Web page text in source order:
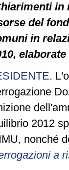
in
del
in
.
2012
nonché
a